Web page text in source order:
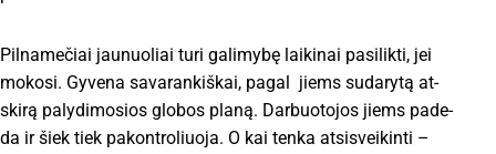
Pil­na­me­čiai jau­nuo­liai tu­ri ga­li­my­bę lai­ki­nai pa­si­lik­ti, jei
mo­ko­si. Gy­ve­na sa­va­ran­kiš­kai, pa­gal jiems su­da­ry­tą at­
ski­rą pa­ly­di­mo­sios glo­bos pla­ną. Dar­buo­to­jos jiems pa­de­
da ir šiek tiek pa­kon­tro­liuo­ja. O kai ten­ka at­si­svei­kin­ti –